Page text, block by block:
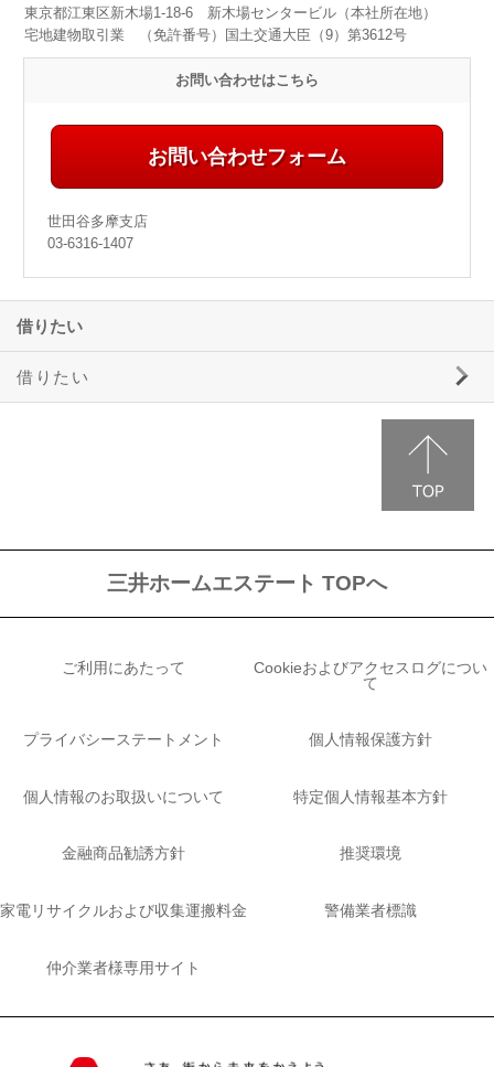
東京都江東区新木場1-18-6 新木場センタービル（本社所在地）
宅地建物取引業 （免許番号）国土交通大臣（9）第3612号
お問い合わせはこちら
お問い合わせフォーム
世田谷多摩支店
03-6316-1407
借りたい
借りたい
三井ホームエステートの賃貸物件情報
事業用物件のご案内
駐車場のご案内
三井ホームエステート TOPへ
ご利用にあたって
Cookieおよびアクセスログについ
て
プライバシーステートメント 個人情報保護方針
個人情報のお取扱いについて 特定個人情報基本方針
金融商品勧誘方針 推奨環境
家電リサイクルおよび収集運搬料金 警備業者標識
仲介業者様専用サイト